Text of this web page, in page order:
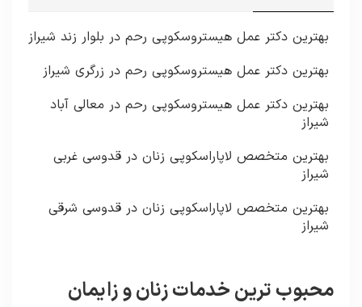
بهترین دکتر عمل هیستروسکوپی رحم در بلوار زند شیراز
بهترین دکتر عمل هیستروسکوپی رحم در زرگری شیراز
بهترین دکتر عمل هیستروسکوپی رحم در معالی آباد
شیراز
بهترین متخصص لاپاراسکوپی زنان در قدوسی غربی
شیراز
بهترین متخصص لاپاراسکوپی زنان در قدوسی شرقی
شیراز
محبوب ترین خدمات زنان و زایمان